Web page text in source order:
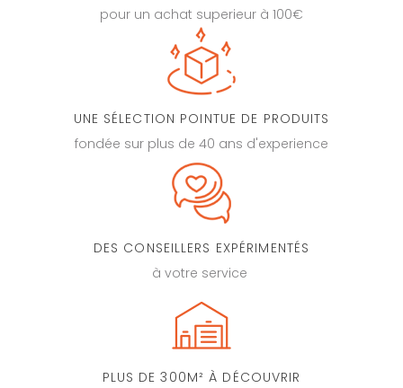
pour un achat superieur à 100€
UNE SÉLECTION POINTUE DE PRODUITS
fondée sur plus de 40 ans d'experience
DES CONSEILLERS EXPÉRIMENTÉS
à votre service
PLUS DE 300M² À DÉCOUVRIR